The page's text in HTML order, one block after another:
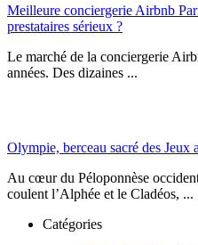
Meilleure conciergerie Airbnb
prestataires sérieux ?
Le marché de la conciergerie
années. Des dizaines ...
Olympie, berceau sacré des Jeux
Au cœur du Péloponnèse
coulent l’Alphée et le Cladéos, ...
Catégories